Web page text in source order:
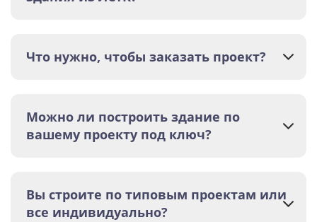
Что нужно, чтобы заказать проект?
Можно ли построить здание по
вашему проекту под ключ?
Вы строите по типовым проектам или
все индивидуально?